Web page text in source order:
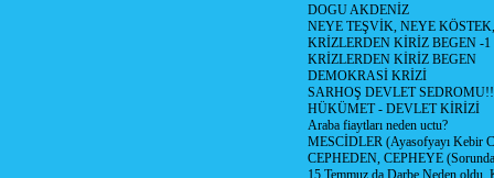
DOGU AKDENİZ
NEYE TEŞVİK, NEYE
KRİZLERDEN KİRİZ BEGEN -1
KRİZLERDEN KİRİZ BEGEN
DEMOKRASİ KRİZİ
SARHOŞ DEVLET SEDROMU!!
HÜKÜMET - DEVLET KİRİZİ
Araba fiaytları neden uctu?
MESCİDLER (Ayasofyayı Kebir
CEPHEDEN, CEPHEYE
15 Temmuz da Darbe Neden oldu,